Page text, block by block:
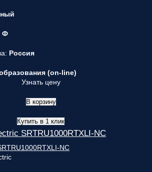
Ф
Россия
(on-line)
Узнать цену
В корзину
Купить в 1 клик
SRTRU1000RTXLI-NC